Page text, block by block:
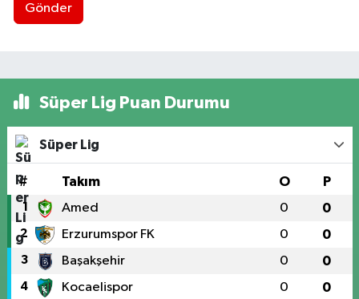
Gönder
Süper Lig Puan Durumu
Süper Lig
# Takım O P
1 Amed 0 0
2 Erzurumspor FK 0 0
3 Başakşehir 0 0
4 Kocaelispor 0 0